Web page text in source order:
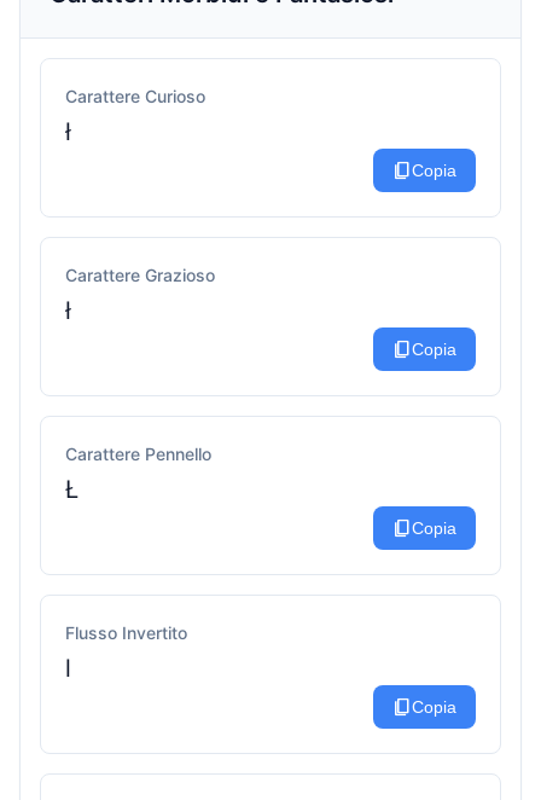
Carattere Curioso
ł
content_copyCopia
Carattere Grazioso
ł
content_copyCopia
Carattere Pennello
Ł
content_copyCopia
Flusso Invertito
l
content_copyCopia